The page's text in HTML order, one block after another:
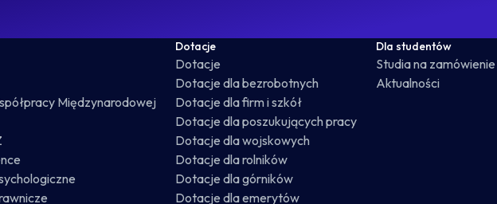
Międzynarodowej
Dotacje
Dotacje
Dotacje dla bezrobotnych
Dotacje dla firm i szkół
Dotacje dla poszukujących pracy
Dotacje dla wojskowych
Dotacje dla rolników
Dotacje dla górników
Dotacje dla emerytów
Dla studentów
Studia na zamówienie
Aktualności